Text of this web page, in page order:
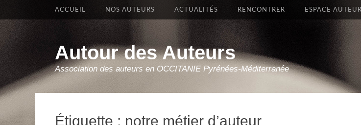
Autour des Auteurs
Association des auteurs en OCCITANIE Pyrénées-Méditerranée
Premier Menu
Aller
ACCUEIL NOS AUTEURS ACTUALITÉS RENCONTRER ESPACE
Étiquette : notre métier d’auteur